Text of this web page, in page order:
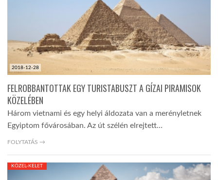
GLOBOBOOK
2018-12-28
FELROBBANTOTTAK EGY TURISTABUSZT A GÍZAI PIRAMISOK
KÖZELÉBEN
Három vietnami és egy helyi áldozata van a merényletnek
Egyiptom fővárosában. Az út szélén elrejtett…
FOLYTATÁS →
KÖZEL-KELET